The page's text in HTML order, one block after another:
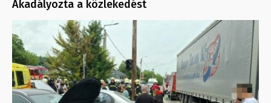
Akadályozta a közlekedést